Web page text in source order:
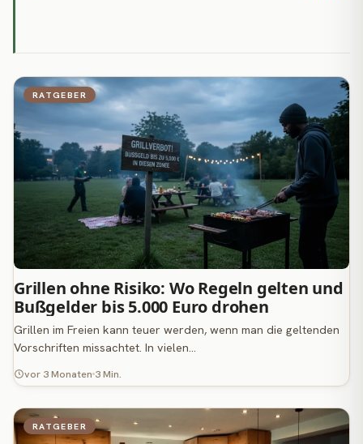
RATGEBER
Grillen ohne Risiko: Wo Regeln gelten und
Bußgelder bis 5.000 Euro drohen
Grillen im Freien kann teuer werden, wenn man die geltenden
Vorschriften missachtet. In vielen…
vor 3 Monaten 3 Min.
RATGEBER